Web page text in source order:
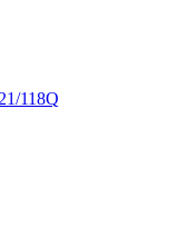
118Q